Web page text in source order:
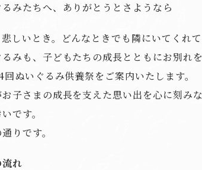
みたちへ、ありがとうとさようなら
しいとき。どんなときでも隣にいてくれ
みも、子どもたちの成長とともにお別れ
ぬいぐるみ供養祭をご案内いたします。
子さまの成長を支えた思い出を心に刻み
です。
りです。
れ